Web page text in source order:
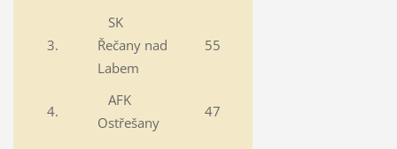
3.
SK
Řečany nad
Labem
55
4.
AFK
Ostřešany
47